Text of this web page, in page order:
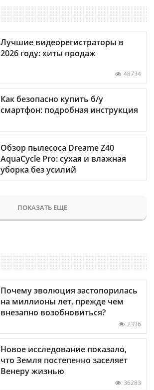
Лучшие видеорегистраторы в
2026 году: хиты продаж
48734
Как безопасно купить б/у
смартфон: подробная инструкция
Обзор пылесоса Dreame Z40
AquaCycle Pro: сухая и влажная
уборка без усилий
ПОКАЗАТЬ ЕЩЕ
Почему эволюция застопорилась
на миллионы лет, прежде чем
внезапно возобновиться?
2336
Новое исследование показало,
что Земля постепенно заселяет
Венеру жизнью
36283